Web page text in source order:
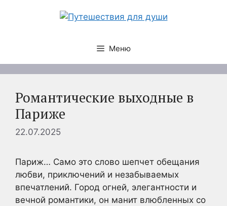
Меню
Романтические выходные в
Париже
22.07.2025
Париж… Само это слово шепчет обещания
любви, приключений и незабываемых
впечатлений. Город огней, элегантности и
вечной романтики, он манит влюбленных со